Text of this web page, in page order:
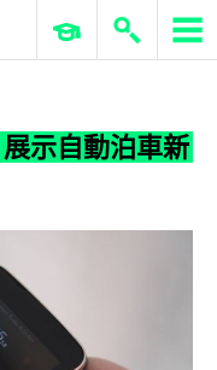
展示自動泊車新技術
ERP 與商業 AI
示自動泊車新